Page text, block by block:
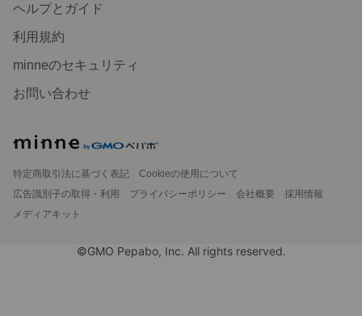
ヘルプとガイド
利用規約
minneのセキュリティ
お問い合わせ
特定商取引法に基づく表記
Cookieの使用について
広告識別子の取得・利用
プライバシーポリシー 会社概要
採用情報
メディアキット
©GMO Pepabo, Inc. All rights reserved.